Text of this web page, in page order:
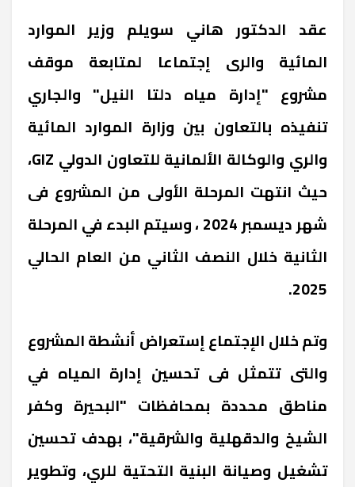
عقد الدكتور هاني سويلم وزير الموارد
المائية والرى إجتماعا لمتابعة موقف
مشروع "إدارة مياه دلتا النيل" والجاري
تنفيذه بالتعاون بين وزارة الموارد المائية
والري والوكالة الألمانية للتعاون الدولي GIZ،
حيث انتهت المرحلة الأولى من المشروع فى
شهر ديسمبر 2024 ، وسيتم البدء في المرحلة
الثانية خلال النصف الثاني من العام الحالي
2025.
وتم خلال الإجتماع إستعراض أنشطة المشروع
والتى تتمثل فى تحسين إدارة المياه في
مناطق محددة بمحافظات "البحيرة وكفر
الشيخ والدقهلية والشرقية"، بهدف تحسين
تشغيل وصيانة البنية التحتية للري، وتطوير